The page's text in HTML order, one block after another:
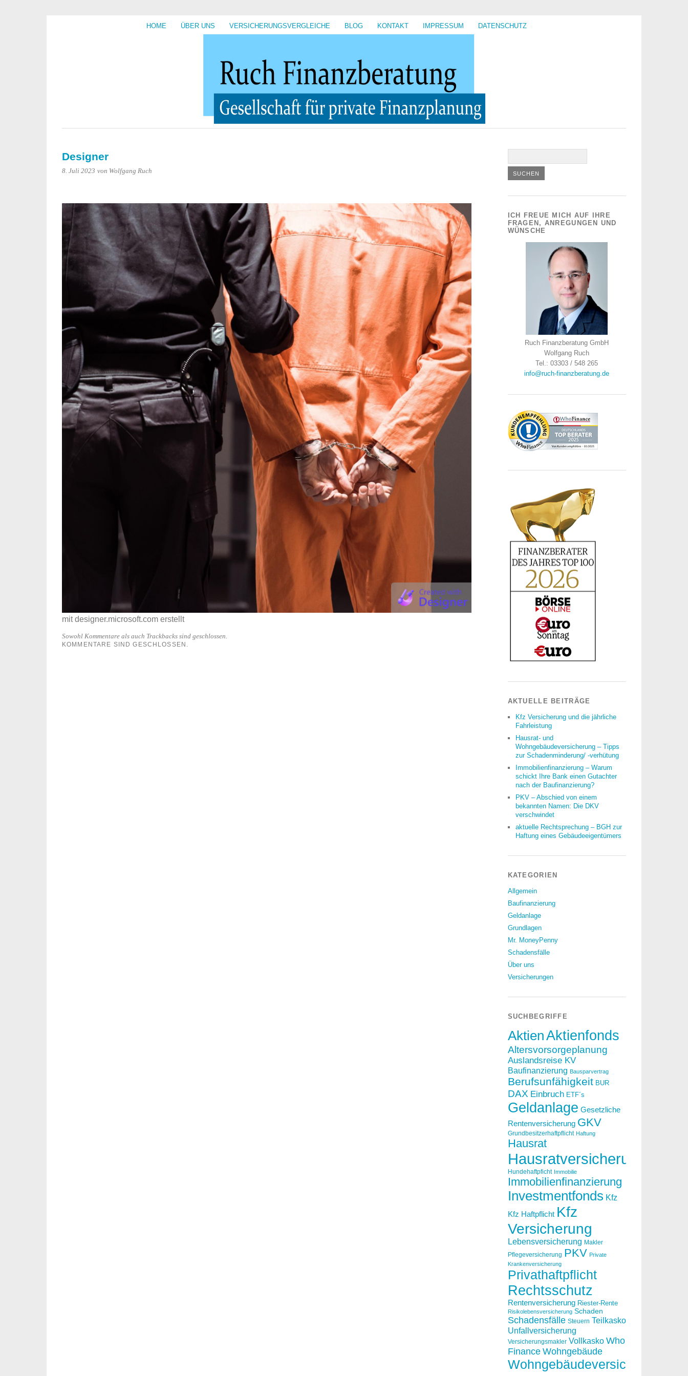
HOME ÜBER UNS VERSICHERUNGSVERGLEICHE BLOG KONTAKT IMPRESSUM DATENSCHUTZ
Designer
8. Juli 2023 von Wolfgang Ruch
mit designer.microsoft.com erstellt
Sowohl Kommentare als auch Trackbacks sind geschlossen.
KOMMENTARE SIND GESCHLOSSEN.
ICH FREUE MICH AUF IHRE
FRAGEN, ANREGUNGEN UND
WÜNSCHE
Ruch Finanzberatung GmbH
Wolfgang Ruch
Tel.: 03303 / 548 265
info@ruch-finanzberatung.de
AKTUELLE BEITRÄGE
Kfz Versicherung und die jährliche
Fahrleistung
Hausrat- und
Wohngebäudeversicherung – Tipps
zur Schadenminderung/ -verhütung
Immobilienfinanzierung – Warum
schickt Ihre Bank einen Gutachter
nach der Baufinanzierung?
PKV – Abschied von einem
bekannten Namen: Die DKV
verschwindet
aktuelle Rechtsprechung – BGH zur
Haftung eines Gebäudeeigentümers
KATEGORIEN
Allgemein
Baufinanzierung
Geldanlage
Grundlagen
Mr. MoneyPenny
Schadensfälle
Über uns
Versicherungen
SUCHBEGRIFFE
AktienAktienfonds
Altersvorsorgeplanung
Auslandsreise KV
Baufinanzierung Bausparvertrag
Berufsunfähigkeit BUR
DAX Einbruch ETF´s
Geldanlage Gesetzliche
Rentenversicherung GKV
Grundbesitzerhaftpflicht Haftung
Hausrat
Hausratversicherung
Hundehaftpficht Immobilie
Immobilienfinanzierung
Investmentfonds Kfz
Kfz Haftpflicht Kfz
Versicherung
Lebensversicherung Makler
Pflegeversicherung PKV Private
Krankenversicherung
Privathaftpflicht
Rechtsschutz
Rentenversicherung Riester-Rente
Risikolebensversicherung Schaden
Schadensfälle Steuern Teilkasko
Unfallversicherung
Versicherungsmakler Vollkasko Who
Finance Wohngebäude
Wohngebäudeversicherung